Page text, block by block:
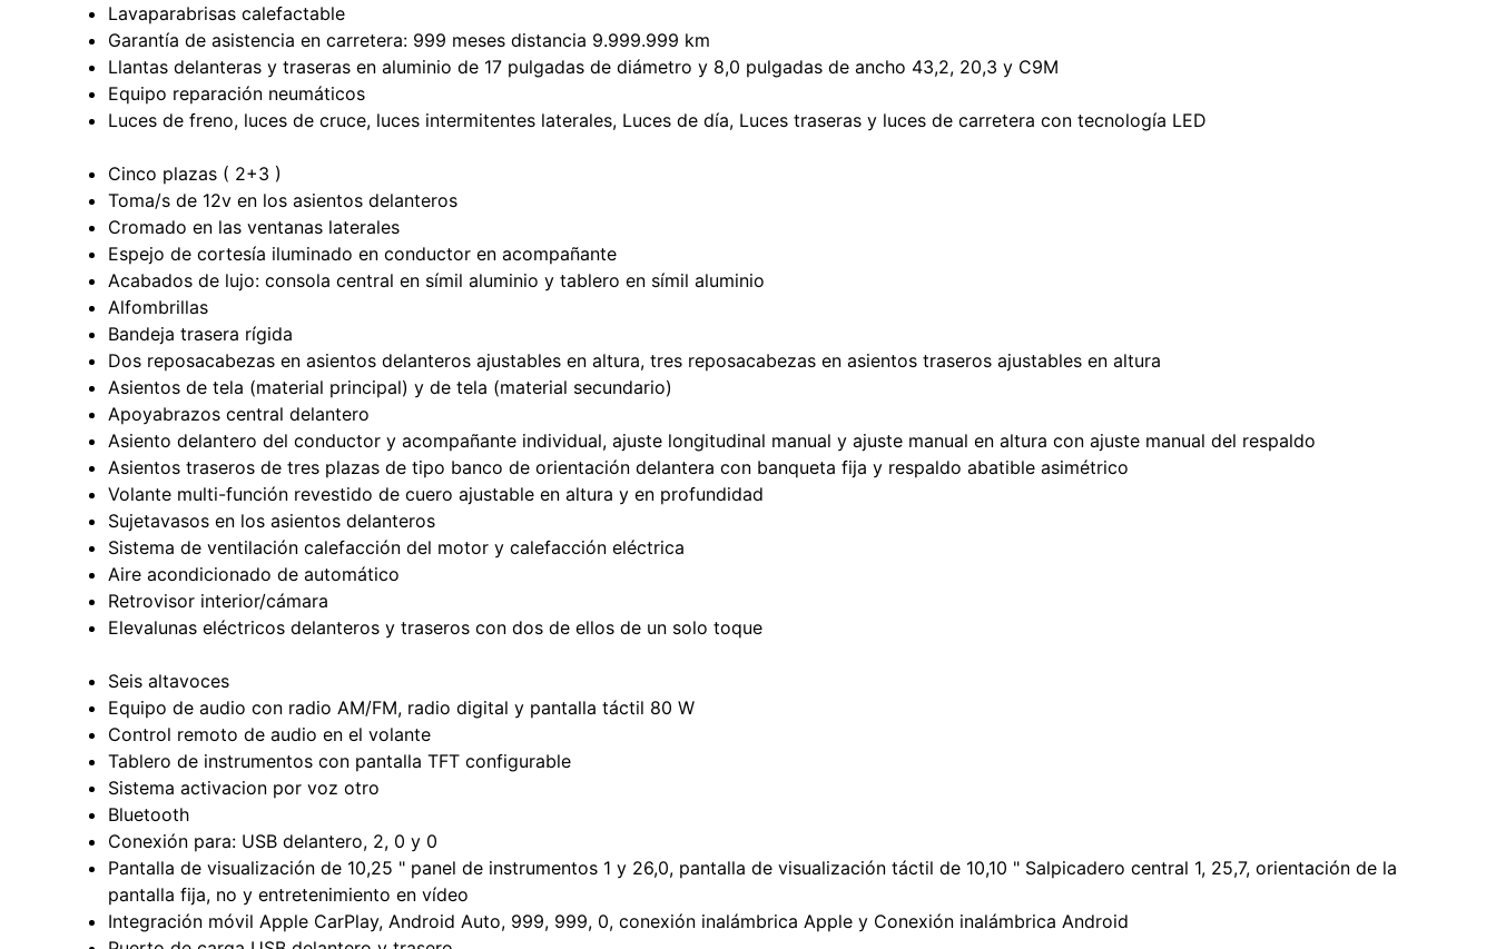
Lavaparabrisas calefactable
Garantía de asistencia en carretera: 999 meses distancia 9.999.999 km
Llantas delanteras y traseras en aluminio de 17 pulgadas de diámetro y 8,0 pulgadas de ancho 43,2, 20,3 y C9M
Equipo reparación neumáticos
Luces de freno, luces de cruce, luces intermitentes laterales, Luces de día, Luces traseras y luces de carretera con tecnología LED
Cinco plazas ( 2+3 )
Toma/s de 12v en los asientos delanteros
Cromado en las ventanas laterales
Espejo de cortesía iluminado en conductor en acompañante
Acabados de lujo: consola central en símil aluminio y tablero en símil aluminio
Alfombrillas
Bandeja trasera rígida
Dos reposacabezas en asientos delanteros ajustables en altura, tres reposacabezas en asientos traseros ajustables en altura
Asientos de tela (material principal) y de tela (material secundario)
Apoyabrazos central delantero
Asiento delantero del conductor y acompañante individual, ajuste longitudinal manual y ajuste manual en altura con ajuste manual del respaldo
Asientos traseros de tres plazas de tipo banco de orientación delantera con banqueta fija y respaldo abatible asimétrico
Volante multi-función revestido de cuero ajustable en altura y en profundidad
Sujetavasos en los asientos delanteros
Sistema de ventilación calefacción del motor y calefacción eléctrica
Aire acondicionado de automático
Retrovisor interior/cámara
Elevalunas eléctricos delanteros y traseros con dos de ellos de un solo toque
Seis altavoces
Equipo de audio con radio AM/FM, radio digital y pantalla táctil 80 W
Control remoto de audio en el volante
Tablero de instrumentos con pantalla TFT configurable
Sistema activacion por voz otro
Bluetooth
Conexión para: USB delantero, 2, 0 y 0
Pantalla de visualización de 10,25 " panel de instrumentos 1 y 26,0, pantalla de visualización táctil de 10,10 " Salpicadero central 1, 25,7, orientación de la
pantalla fija, no y entretenimiento en vídeo
Integración móvil Apple CarPlay, Android Auto, 999, 999, 0, conexión inalámbrica Apple y Conexión inalámbrica Android